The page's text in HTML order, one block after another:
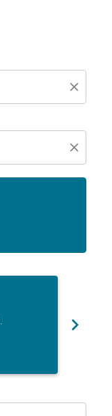
close
close
chevron_right